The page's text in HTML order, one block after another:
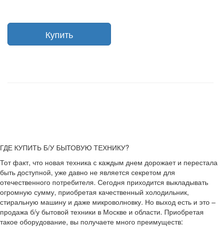
ГДЕ КУПИТЬ Б/У БЫТОВУЮ ТЕХНИКУ?
Тот факт, что новая техника с каждым днем дорожает и перестала
быть доступной, уже давно не является секретом для
отечественного потребителя. Сегодня приходится выкладывать
огромную сумму, приобретая качественный холодильник,
стиральную машину и даже микроволновку. Но выход есть и это –
продажа б/у бытовой техники в Москве и области. Приобретая
такое оборудование, вы получаете много преимуществ: